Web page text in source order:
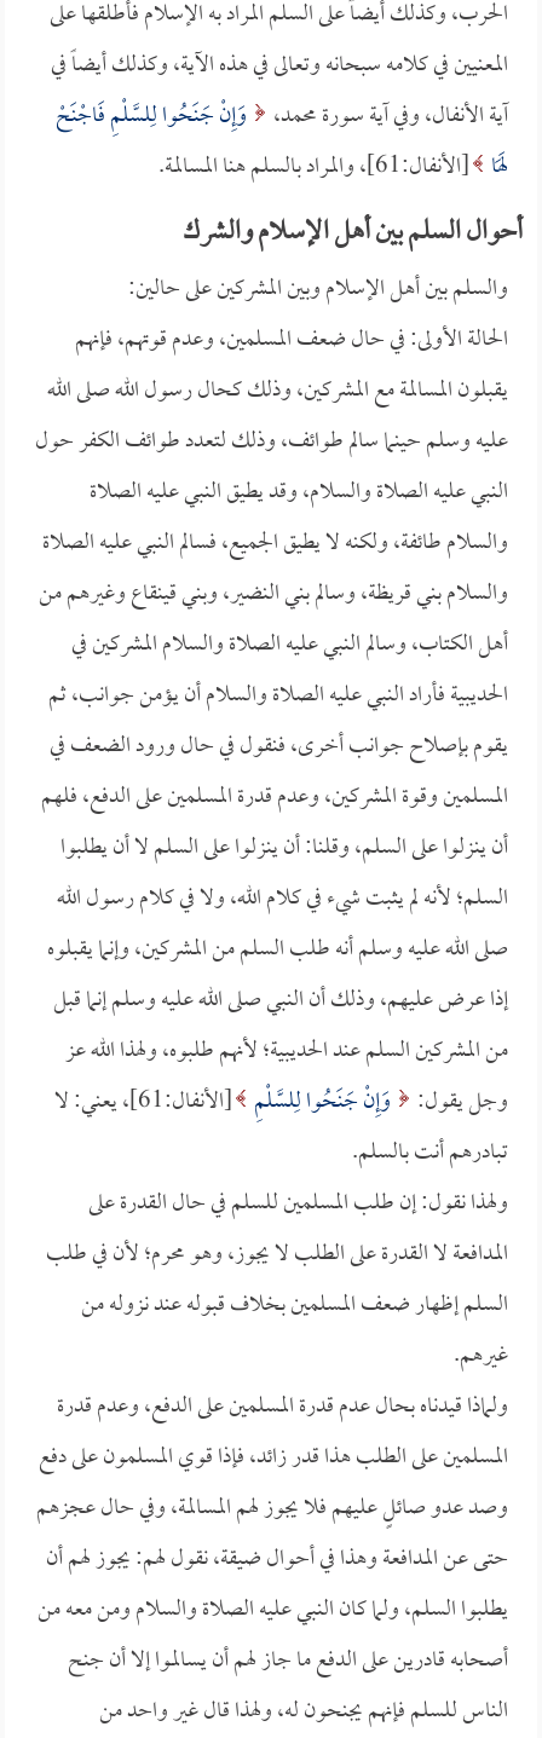
الحرب، وكذلك أيضاً على السلم المراد به الإسلام فأطلقها على
المعنيين في كلامه سبحانه وتعالى في هذه الآية، وكذلك أيضاً في
آية الأنفال، وفي آية سورة محمد،
وَإِنْ جَنَحُوا لِلسَّلْمِ فَاجْنَحْ
لَهَا [الأنفال:61]، والمراد بالسلم هنا المسالمة.
أحوال السلم بين أهل الإسلام والشرك
والسلم بين أهل الإسلام وبين المشركين على حالين:
الحالة الأولى: في حال ضعف المسلمين، وعدم قوتهم، فإنهم
يقبلون المسالمة مع المشركين، وذلك كحال رسول الله صلى الله
عليه وسلم حينما سالم طوائف، وذلك لتعدد طوائف الكفر حول
النبي عليه الصلاة والسلام، وقد يطيق النبي عليه الصلاة
والسلام طائفة، ولكنه لا يطيق الجميع، فسالم النبي عليه الصلاة
والسلام بني قريظة، وسالم بني النضير، وبني قينقاع وغيرهم من
أهل الكتاب، وسالم النبي عليه الصلاة والسلام المشركين في
الحديبية فأراد النبي عليه الصلاة والسلام أن يؤمن جوانب، ثم
يقوم بإصلاح جوانب أخرى، فنقول في حال ورود الضعف في
المسلمين وقوة المشركين، وعدم قدرة المسلمين على الدفع، فلهم
أن ينزلوا على السلم، وقلنا: أن ينزلوا على السلم لا أن يطلبوا
السلم؛ لأنه لم يثبت شيء في كلام الله، ولا في كلام رسول الله
صلى الله عليه وسلم أنه طلب السلم من المشركين، وإنما يقبلوه
إذا عرض عليهم، وذلك أن النبي صلى الله عليه وسلم إنما قبل
من المشركين السلم عند الحديبية؛ لأنهم طلبوه، ولهذا الله عز
وجل يقول:
وَإِنْ جَنَحُوا لِلسَّلْمِ
[الأنفال:61]، يعني: لا
تبادرهم أنت بالسلم.
ولهذا نقول: إن طلب المسلمين للسلم في حال القدرة على
المدافعة لا القدرة على الطلب لا يجوز، وهو محرم؛ لأن في طلب
السلم إظهار ضعف المسلمين بخلاف قبوله عند نزوله من
غيرهم.
ولماذا قيدناه بحال عدم قدرة المسلمين على الدفع، وعدم قدرة
المسلمين على الطلب هذا قدر زائد، فإذا قوي المسلمون على دفع
وصد عدو صائلٍ عليهم فلا يجوز لهم المسالمة، وفي حال عجزهم
حتى عن المدافعة وهذا في أحوال ضيقة، نقول لهم: يجوز لهم أن
يطلبوا السلم، ولما كان النبي عليه الصلاة والسلام ومن معه من
أصحابه قادرين على الدفع ما جاز لهم أن يسالموا إلا أن جنح
الناس للسلم فإنهم يجنحون له، ولهذا قال غير واحد من